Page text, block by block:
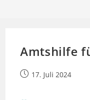
Amtshilfe
Beitrag17. Juli 2024